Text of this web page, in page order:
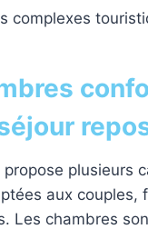
complexes
propose plusieurs
aux couples,
Les chambres